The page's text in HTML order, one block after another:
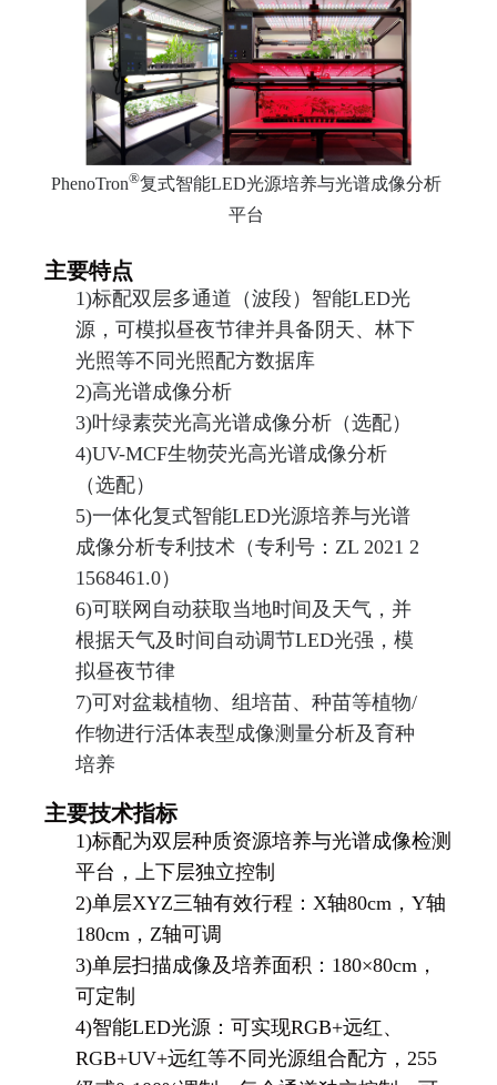
PhenoTron®复式智能LED光源培养与光谱成像分析
平台
主要特点
1)标配双层多通道（波段）智能LED光
源，可模拟昼夜节律并具备阴天、林下
光照等不同光照配方数据库
2)高光谱成像分析
3)叶绿素荧光高光谱成像分析（选配）
4)UV-MCF生物荧光高光谱成像分析
（选配）
5)一体化复式智能LED光源培养与光谱
成像分析专利技术（专利号：ZL 2021 2
1568461.0）
6)可联网自动获取当地时间及天气，并
根据天气及时间自动调节LED光强，模
拟昼夜节律
7)可对盆栽植物、组培苗、种苗等植物/
作物进行活体表型成像测量分析及育种
培养
主要技术指标
1)标配为双层种质资源培养与光谱成像检测
平台，上下层独立控制
2)单层XYZ三轴有效行程：X轴80cm，Y轴
180cm，Z轴可调
3)单层扫描成像及培养面积：180×80cm，
可定制
4)智能LED光源：可实现RGB+远红、
RGB+UV+远红等不同光源组合配方，255